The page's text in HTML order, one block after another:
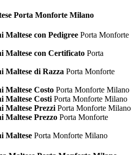
Porta Monforte Milano
Maltese con Pedigree Porta Monforte
Maltese con Certificato Porta
Maltese di Razza Porta Monforte
Maltese Costo Porta Monforte Milano
Maltese Costi Porta Monforte Milano
Maltese Prezzi Porta Monforte Milano
Maltese Prezzo Porta Monforte
Maltese Porta Monforte Milano